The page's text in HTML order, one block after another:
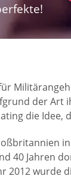
der Art
die Idee,
40 Jahren
wurde